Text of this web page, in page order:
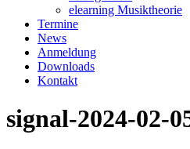
elearning Musiktheorie
Termine
News
Anmeldung
Downloads
Kontakt
signal-2024-02-